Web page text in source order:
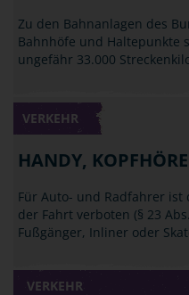
Zu den Bahnanlagen des
Bahnhöfe und Haltepunkte
ungefähr 33.000
VERKEHR
HANDY,
Für Auto- und Radfahrer
der Fahrt verboten (§ 23
Fußgänger, Inliner oder
VERKEHR